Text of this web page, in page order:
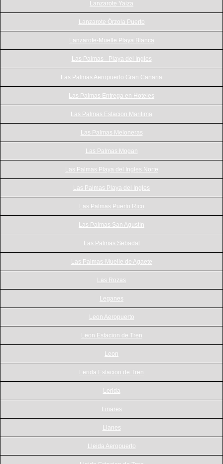
Lanzarote Yaiza
Lanzarote Órzola Puerto
Lanzarote-Muelle Playa Blanca
Las Palmas - Playa del Ingles
Las Palmas Aeropuerto Gran Canaria
Las Palmas Entrega en Hoteles
Las Palmas Estacion Maritima
Las Palmas Meloneras
Las Palmas Mogan
Las Palmas Playa del Ingles Norte
Las Palmas Playa del Ingles
Las Palmas Puerto Rico
Las Palmas San Agustín
Las Palmas Sebadal
Las Palmas-Muelle de Agaete
Las Rozas
Leganes
Leon Aeropuerto
Leon Estacion de Tren
Leon
Lerida Estacion de Tren
Lerida
Linares
Llanes
Lleida Aeropuerto